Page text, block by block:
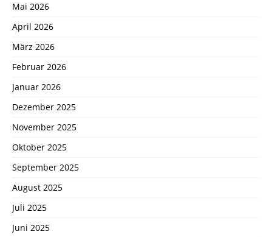
Mai 2026
April 2026
März 2026
Februar 2026
Januar 2026
Dezember 2025
November 2025
Oktober 2025
September 2025
August 2025
Juli 2025
Juni 2025